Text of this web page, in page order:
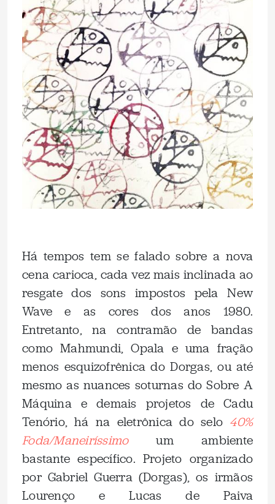
Há tempos tem se falado sobre a nova
cena carioca, cada vez mais inclinada ao
resgate dos sons impostos pela New
Wave e as cores dos anos 1980.
Entretanto, na contramão de bandas
como Mahmundi, Opala e uma fração
menos esquizofrênica do Dorgas, ou até
mesmo as nuances soturnas do Sobre A
Máquina e demais projetos de Cadu
Tenório, há na eletrônica do selo 40%
Foda/Maneiríssimoum ambiente
bastante específico. Projeto organizado
por Gabriel Guerra (Dorgas), os irmãos
Lourenço e Lucas de Paiva